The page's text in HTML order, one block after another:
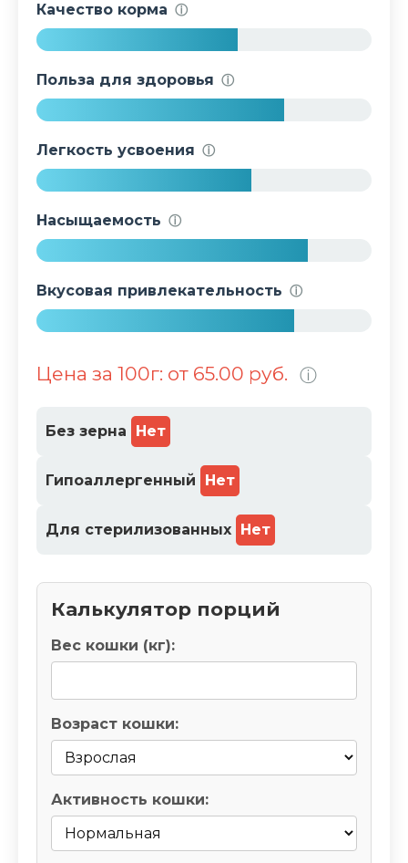
Качество корма ⓘ
Польза для здоровья ⓘ
Легкость усвоения ⓘ
Насыщаемость ⓘ
Вкусовая привлекательность ⓘ
Цена за 100г: от 65.00 руб. ⓘ
Без зерна Нет
Гипоаллергенный Нет
Для стерилизованных Нет
Калькулятор порций
Вес кошки (кг):
Возраст кошки:
Активность кошки: